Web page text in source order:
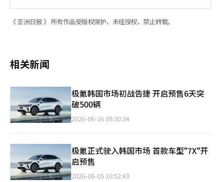
《 亚洲日报 》 所有作品受版权保护，未经授权，禁止转载。
相关新闻
极氪韩国市场初战告捷 开启预售6天突
破500辆
2026-06-16 09:30:34
极氪正式驶入韩国市场 首款车型"7X"开
启预售
2026-06-05 10:52:43